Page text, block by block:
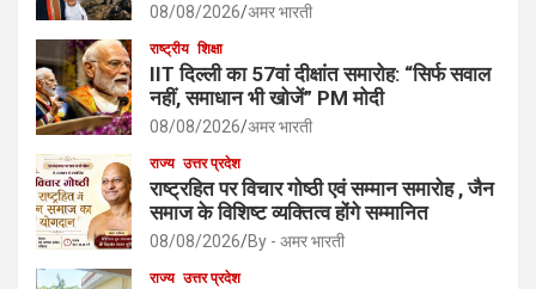
08/08/2026 अमर भारती
राष्ट्रीय शिक्षा
IIT दिल्ली का 57वां दीक्षांत समारोह: “सिर्फ सवाल
नहीं, समाधान भी खोजें” PM मोदी
08/08/2026 अमर भारती
राज्य उत्तर प्रदेश
राष्ट्रहित पर विचार गोष्ठी एवं सम्मान समारोह , जैन
समाज के विशिष्ट व्यक्तित्व होंगे सम्मानित
08/08/2026 By - अमर भारती
राज्य उत्तर प्रदेश